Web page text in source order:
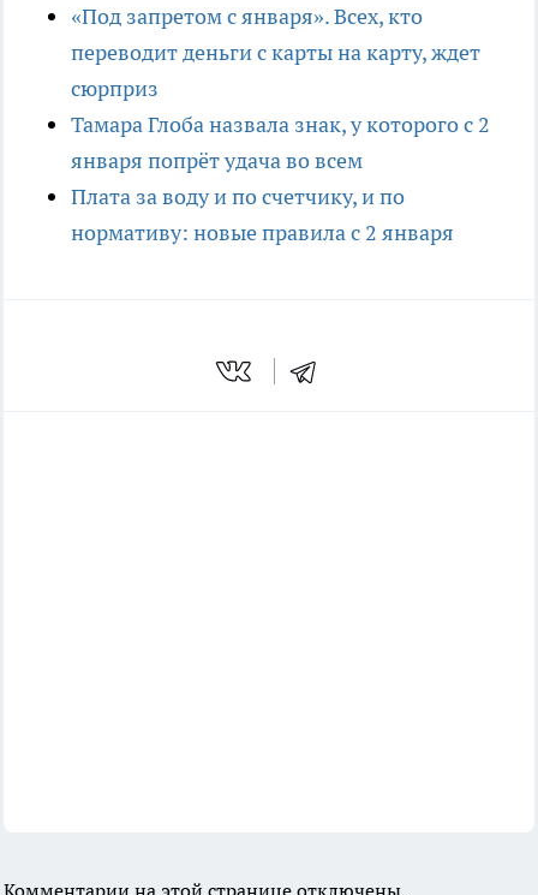
«Под запретом с января». Всех, кто
переводит деньги с карты на карту, ждет
сюрприз
Тамара Глоба назвала знак, у которого с 2
января попрёт удача во всем
Плата за воду и по счетчику, и по
нормативу: новые правила с 2 января
Комментарии на этой странице отключены.